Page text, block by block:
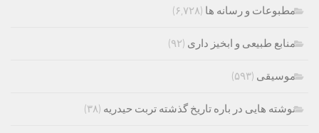
مطبوعات و رسانه ها (۶,۷۲۸)
منابع طبیعی و ابخیز داری (۹۲)
موسیقی (۵۹۳)
نوشته هایی در باره تاریخ گذشته تربت حیدریه (۳۸)